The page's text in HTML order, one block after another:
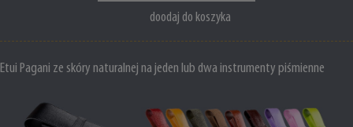
doodaj do koszyka
Etui Pagani ze skóry naturalnej na jeden lub dwa instrumenty piśmienne